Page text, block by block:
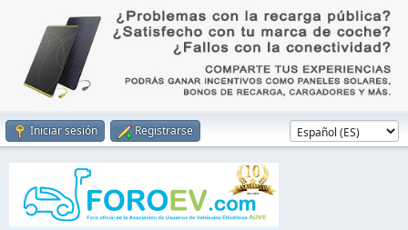
Iniciar sesión Registrarse